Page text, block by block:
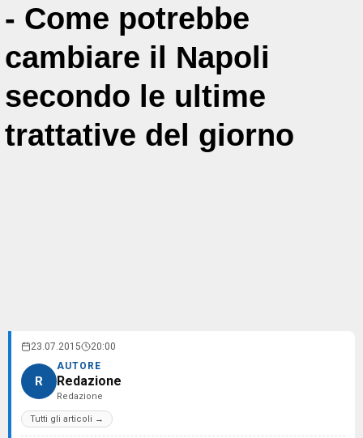
- Come potrebbe
cambiare il Napoli
secondo le ultime
trattative del giorno
23.07.2015 20:00
R
AUTORE
Redazione
Redazione
Tutti gli articoli →